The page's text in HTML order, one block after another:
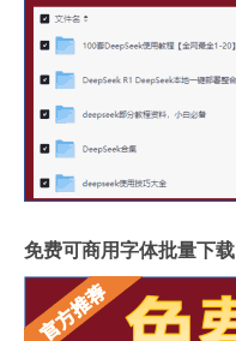
免费可商用字体批量下载